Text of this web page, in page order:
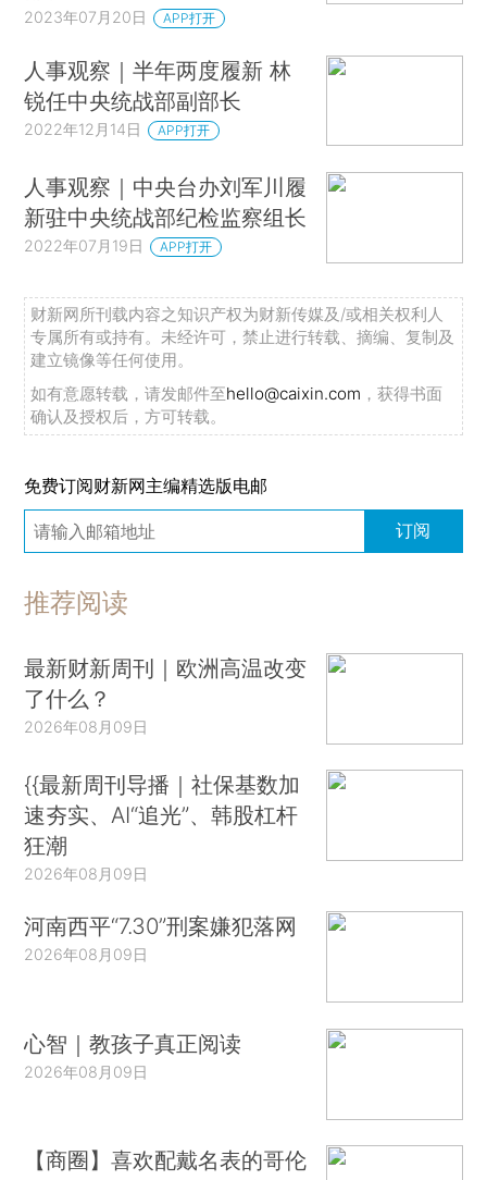
2023年07月20日 APP打开
人事观察｜半年两度履新 林
锐任中央统战部副部长
2022年12月14日 APP打开
人事观察｜中央台办刘军川履
新驻中央统战部纪检监察组长
2022年07月19日 APP打开
财新网所刊载内容之知识产权为财新传媒及/或相关权利人
专属所有或持有。未经许可，禁止进行转载、摘编、复制及
建立镜像等任何使用。
如有意愿转载，请发邮件至hello@caixin.com ，获得书面
确认及授权后，方可转载。
免费订阅财新网主编精选版电邮
订阅
推荐阅读
最新财新周刊｜欧洲高温改变
了什么？
2026年08月09日
{{最新周刊导播｜社保基数加
速夯实、AI“追光”、韩股杠杆
狂潮
2026年08月09日
河南西平“7.30”刑案嫌犯落网
2026年08月09日
心智｜教孩子真正阅读
2026年08月09日
【商圈】喜欢配戴名表的哥伦